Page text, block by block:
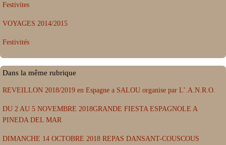
Festivites
VOYAGES 2014/2015
Festivités
Dans la même rubrique
REVEILLON 2018/2019 en Espagne a SALOU organise par L’.A.N.R.O.
DU 2 AU 5 NOVEMBRE 2018GRANDE FIESTA ESPAGNOLE A
PINEDA DEL MAR
DIMANCHE 14 OCTOBRE 2018 REPAS DANSANT-COUSCOUS